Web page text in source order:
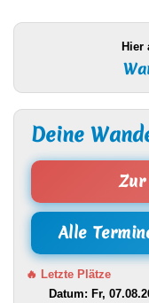
Hier
Deine
Alle
🔥 Letzte Plätze
Datum: Fr,